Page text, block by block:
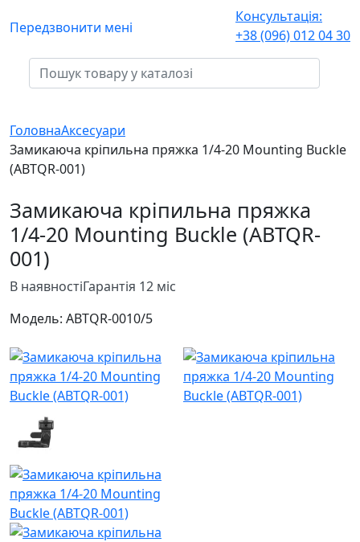
Передзвонити мені
Консультація:
+38 (096) 012 04 30
ГоловнаАксесуари
Замикаюча кріпильна пряжка 1/4-20 Mounting Buckle
(ABTQR-001)
Замикаюча кріпильна пряжка
1/4-20 Mounting Buckle (ABTQR-
001)
В наявностіГарантія 12 міс
Модель: ABTQR-0010/5